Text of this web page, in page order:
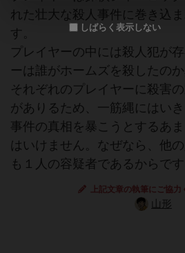
れた壮大な殺人事件に巻き込
す。
プレイヤーの中には殺人犯が
ーは誰がホームズを殺したの
それぞれのプレイヤーに殺害
がありるため、一筋縄にはいき
事件の真相を暴こうとするあ
はいけません。なぜなら、他
も１人の容疑者であるからです
上記文章の執筆にご協
山形
しばらく表示しない